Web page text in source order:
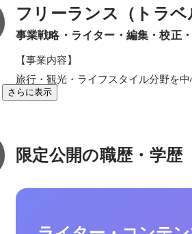
フリーランス（トラベ
事業戦略・ライター・編集・校正
【事業内容】
旅行・観光・ライフスタイル分野を
さらに表示
限定公開の職歴・学歴